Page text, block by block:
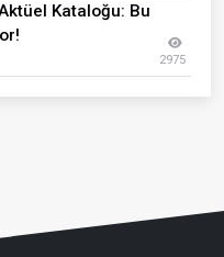
Kataloğu: Bu
2975